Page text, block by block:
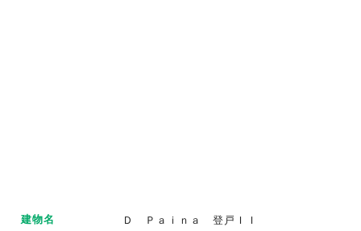
建物名 Ｄ Ｐａｉｎａ 登戸ＩＩ